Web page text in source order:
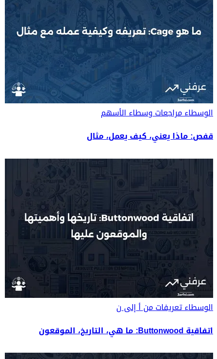
الوسطاءمراجعات وسطاء الأسهم
قفص: ماذا يعني، كيف يعمل، مثال
الوسطاءتعريفات من أ إلى ن
اتفاقية Buttonwood: ما هي، التاريخ، الموقعون